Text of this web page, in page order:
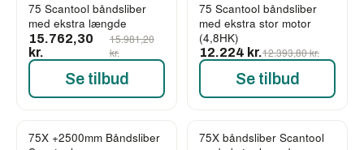
-1%
75 Scantool båndsliber
med ekstra længde
15.762,30
kr.
15.981,20
kr.
Se tilbud
-1%
75 Scantool båndsliber
med ekstra stor motor
(4,8HK)
12.224 kr.12.393,80 kr.
Se tilbud
-1%
75X +2500mm Båndsliber
-1%
75X båndsliber Scantool